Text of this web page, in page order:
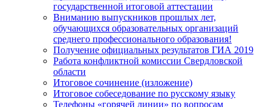
государственной итоговой аттестации
Вниманию выпускников прошлых лет,
обучающихся образовательных организаций
среднего профессионального образования!
Получение официальных результатов ГИА 2019
Работа конфликтной комиссии Свердловской
области
Итоговое сочинение (изложение)
Итоговое собеседование по русскому языку
Телефоны «горячей линии» по вопросам